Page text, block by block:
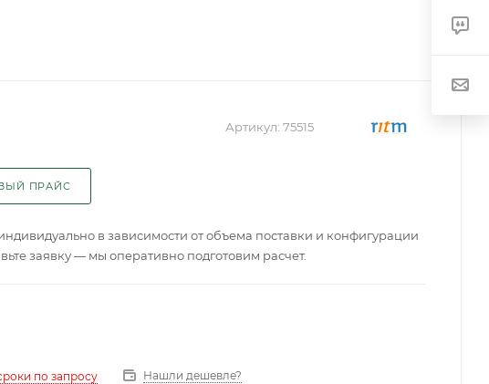
Артикул: 75515
ПРАЙС
в зависимости от объема поставки и конфигурации
заявку — мы оперативно подготовим расчет.
по запросу Нашли дешевле?